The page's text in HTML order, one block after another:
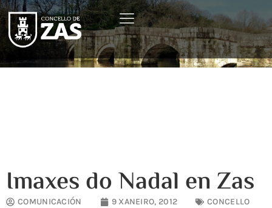
Imaxes do Nadal en Zas
COMUNICACIÓN 9 XANEIRO, 2012 CONCELLO